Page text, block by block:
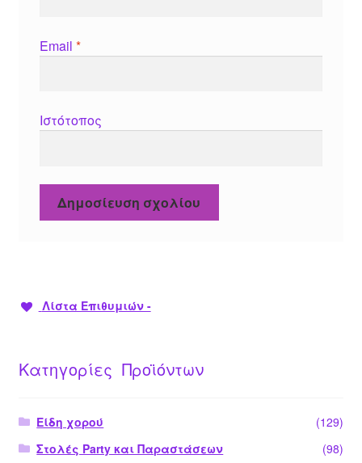
Email *
Ιστότοπος
Λίστα Επιθυμιών -
Κατηγορίες Προϊόντων
Είδη χορού
(129)
Στολές Party και Παραστάσεων
(98)